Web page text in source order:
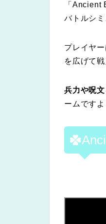
「Ancient
バトルシミ
プレイヤ
を広げて
兵力や呪文
ームですよ